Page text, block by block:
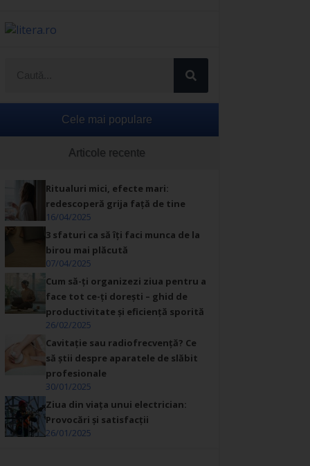
Cele mai populare
Articole recente
Ritualuri mici, efecte mari:
redescoperă grija față de tine
16/04/2025
3 sfaturi ca să îți faci munca de la
birou mai plăcută
07/04/2025
Cum să-ți organizezi ziua pentru a
face tot ce-ți dorești – ghid de
productivitate și eficiență sporită
26/02/2025
Cavitație sau radiofrecvență? Ce
să știi despre aparatele de slăbit
profesionale
30/01/2025
Ziua din viața unui electrician:
Provocări și satisfacții
26/01/2025